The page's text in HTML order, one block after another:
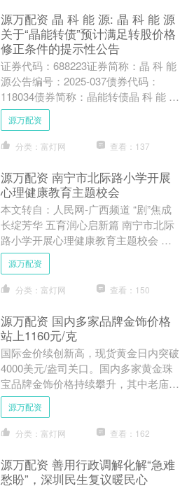
源万配资 晶 科 能 源: 晶 科 能 源
关于“晶能转债”预计满足转股价格
修正条件的提示性公告
证券代码：688223证券简称：晶 科 能
源公告编号：2025-037债券代码：
118034债券简称：晶能转债晶 科 能 源
股份有限公司关于“晶能转债”预计满....
源万配资
分类：富灯网 查看：137
源万配资 南宁市北际路小学开展
心理健康教育主题校会
本文转自：人民网-广西频道 “剧”焦成
长绽芳华 五育润心启新篇 南宁市北际
路小学开展心理健康教育主题校会 活
动现场。全晓颖摄 为进一步加强学生
心理健康教育，促进....
源万配资
分类：富灯网 查看：150
源万配资 国内多家品牌金饰价格
站上1160元/克
国际金价续创新高，现货黄金日内突破
4000美元/盎司关口。国内多家黄金珠
宝品牌金饰价格持续攀升，其中老庙黄
金、老凤祥足金饰品涨至1160元/克，
周生生足金饰品涨....
源万配资
分类：富灯网 查看：162
源万配资 善用行政调解化解“急难
愁盼”，深圳民生复议暖民心